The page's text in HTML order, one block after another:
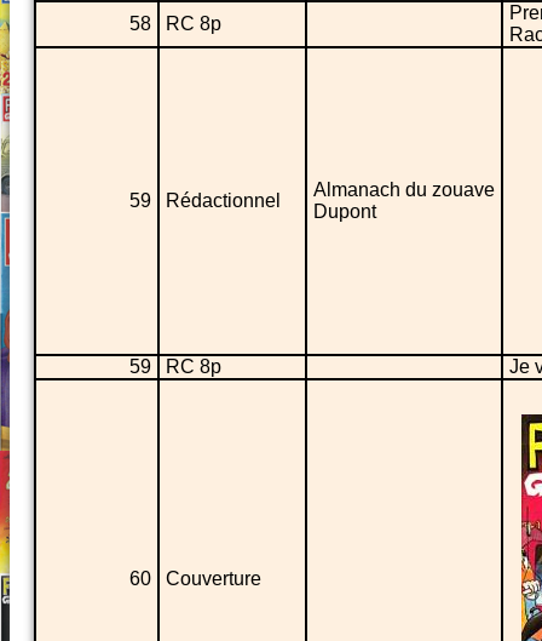
58
RC 8p
59 Rédactionnel
Almanach du zouave
Dupont
59 RC 8p Je
60 Couverture